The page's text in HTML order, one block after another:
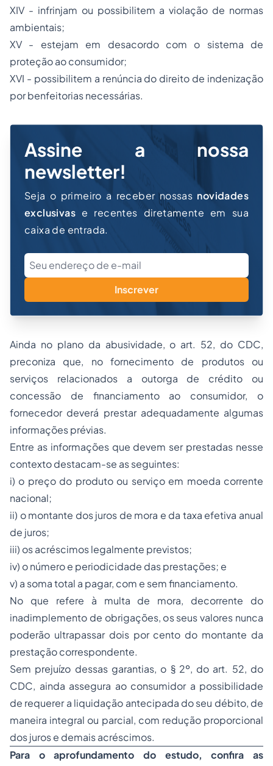
XIV - infrinjam ou possibilitem a violação de normas
ambientais;
XV - estejam em desacordo com o sistema de
proteção ao consumidor;
XVI - possibilitem a renúncia do direito de indenização
por benfeitorias necessárias.
Assine a nossa
newsletter!
Seja o primeiro a receber nossas novidades
exclusivas e recentes diretamente em sua
caixa de entrada.
Inscrever
Ainda no plano da abusividade, o art. 52, do CDC,
preconiza que, no fornecimento de produtos ou
serviços relacionados a outorga de crédito ou
concessão de financiamento ao consumidor, o
fornecedor deverá prestar adequadamente algumas
informações prévias.
Entre as informações que devem ser prestadas nesse
contexto destacam-se as seguintes:
i) o preço do produto ou serviço em moeda corrente
nacional;
ii) o montante dos juros de mora e da taxa efetiva anual
de juros;
iii) os acréscimos legalmente previstos;
iv) o número e periodicidade das prestações; e
v) a soma total a pagar, com e sem financiamento.
No que refere à multa de mora, decorrente do
inadimplemento de obrigações, os seus valores nunca
poderão ultrapassar dois por cento do montante da
prestação correspondente.
Sem prejuízo dessas garantias, o § 2º, do art. 52, do
CDC, ainda assegura ao consumidor a possibilidade
de requerer a liquidação antecipada do seu débito, de
maneira integral ou parcial, com redução proporcional
dos juros e demais acréscimos.
Para o aprofundamento do estudo, confira as